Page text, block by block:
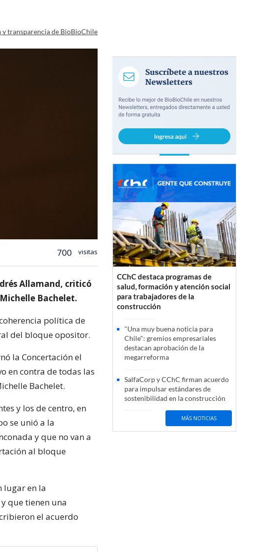
y transparencia de BioBioChile
700 visitas
Allamand, criticó
Bachelet.
política de
del bloque opositor.
la Concertación el
en contra de todas las
Bachelet.
y los de centro, en
se unió a la
y que no van a
al bloque
lugar en la
que tienen una
el acuerdo
CChC destaca programas de
salud, formación y atención social
para trabajadores de la
construcción
"Una muy buena noticia para
Chile": gremios empresariales
destacan aprobación de la
megarreforma
SalfaCorp y CChC firman acuerdo
para impulsar estándares de
sostenibilidad en la construcción
MÁS NOTICIAS